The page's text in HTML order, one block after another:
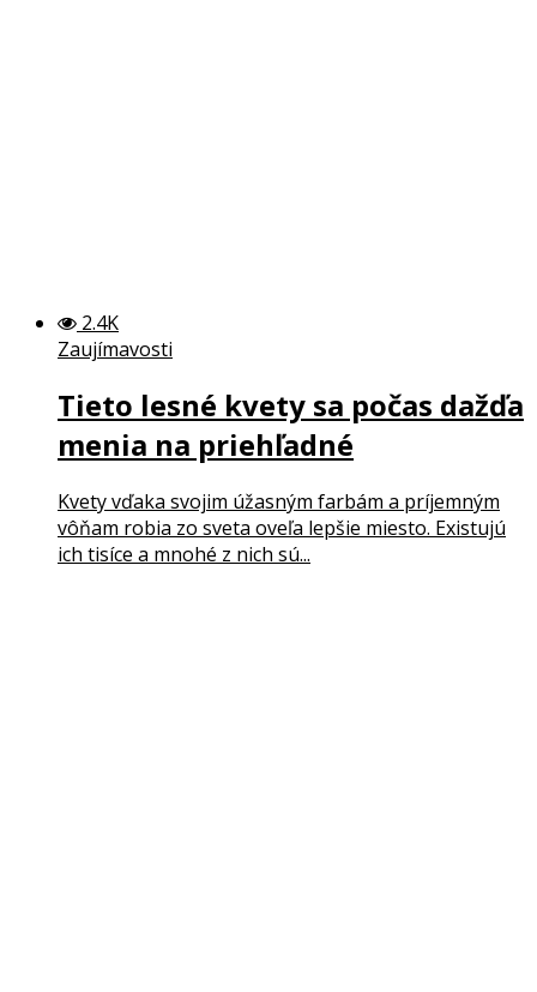
2.4K
Zaujímavosti
Tieto lesné kvety sa počas dažďa
menia na priehľadné
Kvety vďaka svojim úžasným farbám a príjemným
vôňam robia zo sveta oveľa lepšie miesto. Existujú
ich tisíce a mnohé z nich sú...